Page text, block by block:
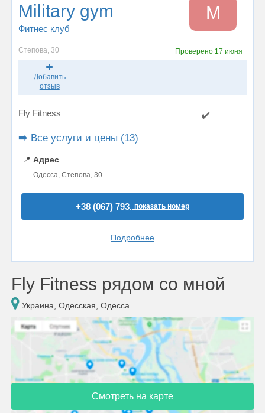
Military gym
Фитнес клуб
M
Степова, 30 Проверено 17 июня
Добавить
отзыв
Fly Fitness ✔️
➡️ Все услуги и цены (13)
📍 Адрес
Одесса, Степова, 30
+38 (067) 793..показать номер
Подробнее
Fly Fitness рядом со мной
Украина, Одесская, Одесса
Смотреть на карте